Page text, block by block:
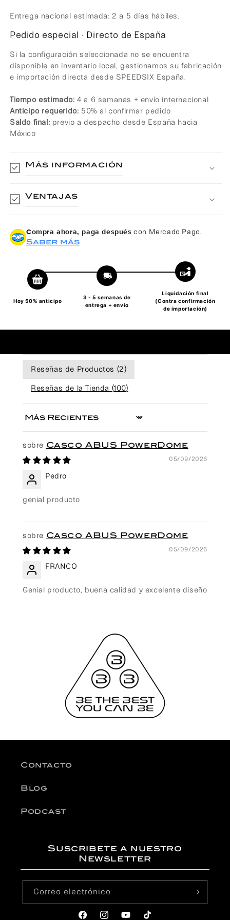
Entrega nacional estimada: 2 a 5 días hábiles.
Pedido especial · Directo de España
Si la configuración seleccionada no se encuentra
disponible en inventario local, gestionamos su fabricación
e importación directa desde SPEEDSIX España.
Tiempo estimado: 4 a 6 semanas + envío internacional
Anticipo requerido: 50% al confirmar pedido
Saldo final: previo a despacho desde España hacia
México
Más información
Ventajas
Compra ahora, paga después con Mercado Pago.
Saber más
Hoy 50% anticipo
3 - 5 semanas de
entrega + envío
Liquidación final
(Contra confirmación
de importación)
Reseñas de Productos (2)
Reseñas de la Tienda (100)
Sort by
Casco ABUS PowerDome
05/09/2026
Pedro
genial producto
Casco ABUS PowerDome
05/09/2026
FRANCO
Genial producto, buena calidad y excelente diseño
Contacto
Blog
Podcast
Suscribete a nuestro
Newsletter
Correo electrónico
débito u otros medios.
Crédito sujeto a aprobación.
¿Tienes dudas? Consulta nuestra
Ayuda.